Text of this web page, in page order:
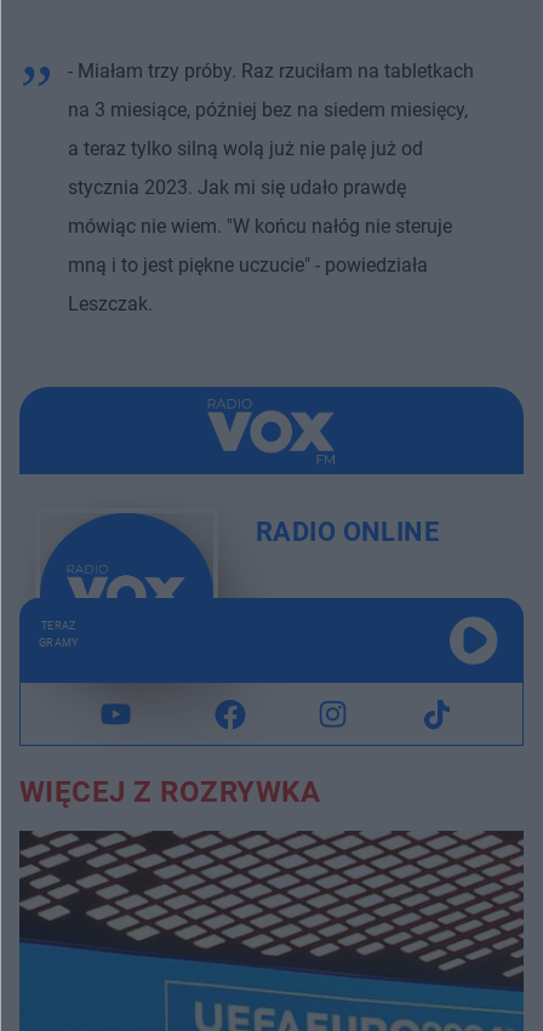
- Miałam trzy próby. Raz rzuciłam na tabletkach
na 3 miesiące, później bez na siedem miesięcy,
a teraz tylko silną wolą już nie palę już od
stycznia 2023. Jak mi się udało prawdę
mówiąc nie wiem. "W końcu nałóg nie steruje
mną i to jest piękne uczucie" - powiedziała
Leszczak.
RADIO ONLINE
TERAZ
GRAMY
WIĘCEJ Z ROZRYWKA